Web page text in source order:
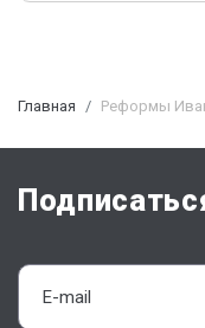
Главная Реформы